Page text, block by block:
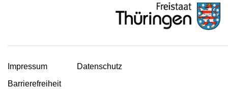
Impressum
Datenschutz
Barrierefreiheit